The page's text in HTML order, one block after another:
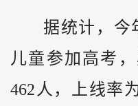
据统计，今
儿童参加高考
462人，上线率